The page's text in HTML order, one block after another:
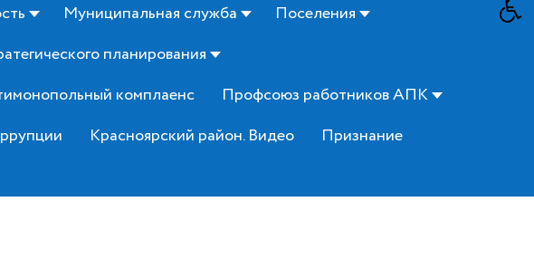
Муниципальная служба
Поселения
планирования
комплаенс
Профсоюз работников АПК
Красноярский район. Видео
Признание